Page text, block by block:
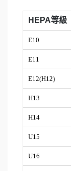
HEPA等級
E10
E11
E12(H12)
H13
H14
U15
U16